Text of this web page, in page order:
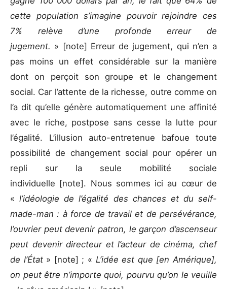
cette population s’imagine pouvoir rejoindre ces
7% relève d’une profonde erreur de
jugement. » [note] Erreur de jugement, qui n’en a
pas moins un effet considérable sur la manière
dont on perçoit son groupe et le changement
social. Car l’attente de la richesse, outre comme on
l’a dit qu’elle génère automatiquement une affinité
avec le riche, postpose sans cesse la lutte pour
l’égalité. L’illusion auto-entretenue bafoue toute
possibilité de changement social pour opérer un
repli sur la seule mobilité sociale
individuelle [note]. Nous sommes ici au cœur de
«l’idéologie de l’égalité des chances et du self-
made-man : à force de travail et de persévérance,
l’ouvrier peut devenir patron, le garçon d’ascenseur
peut devenir directeur et l’acteur de cinéma, chef
de l’État» [note] ; « L’idée est que [en Amérique],
on peut être n’importe quoi, pourvu qu’on le veuille